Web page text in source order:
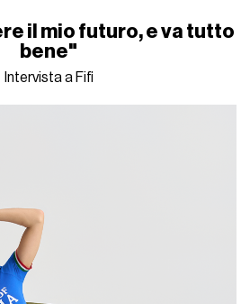
il mio futuro, e va tutto
bene"
Intervista a Fifi